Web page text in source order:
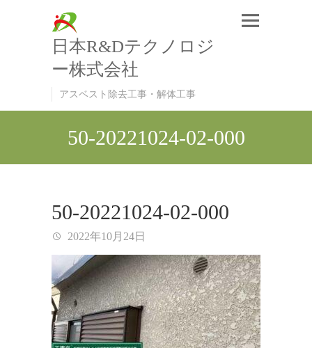
日本R&Dテクノロジ
ー株式会社
アスベスト除去工事・解体工事
50-20221024-02-000
50-20221024-02-000
2022年10月24日